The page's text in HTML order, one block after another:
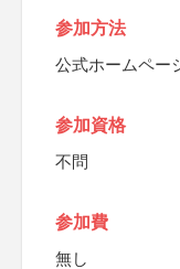
参加方法
公式ホームペー
参加資格
不問
参加費
無し